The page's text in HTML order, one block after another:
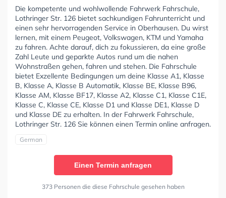
Die kompetente und wohlwollende Fahrwerk Fahrschule,
Lothringer Str. 126 bietet sachkundigen Fahrunterricht und
einen sehr hervorragenden Service in Oberhausen. Du wirst
lernen, mit einem Peugeot, Volkswagen, KTM und Yamaha
zu fahren. Achte darauf, dich zu fokussieren, da eine große
Zahl Leute und geparkte Autos rund um die nahen
Wohnstraßen gehen, fahren und stehen. Die Fahrschule
bietet Exzellente Bedingungen um deine Klasse A1, Klasse
B, Klasse A, Klasse B Automatik, Klasse BE, Klasse B96,
Klasse AM, Klasse BF17, Klasse A2, Klasse C1, Klasse C1E,
Klasse C, Klasse CE, Klasse D1 und Klasse DE1, Klasse D
und Klasse DE zu erhalten. In der Fahrwerk Fahrschule,
Lothringer Str. 126 Sie können einen Termin online anfragen.
German
Einen Termin anfragen
373 Personen die diese Fahrschule gesehen haben